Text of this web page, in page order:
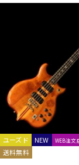
キーボー
管楽器
ユーズド NEW WEB注文
送料無料